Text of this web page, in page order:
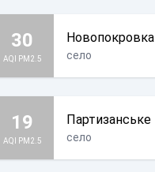
30
AQI PM2.5
Новопокровка
село
19
AQI PM2.5
Партизанське
село